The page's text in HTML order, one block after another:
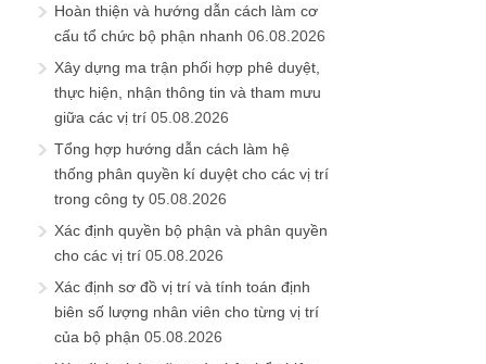
Hoàn thiện và hướng dẫn cách làm cơ
cấu tổ chức bộ phận nhanh 06.08.2026
Xây dựng ma trận phối hợp phê duyệt,
thực hiện, nhận thông tin và tham mưu
giữa các vị trí 05.08.2026
Tổng hợp hướng dẫn cách làm hệ
thống phân quyền kí duyệt cho các vị trí
trong công ty 05.08.2026
Xác định quyền bộ phận và phân quyền
cho các vị trí 05.08.2026
Xác định sơ đồ vị trí và tính toán định
biên số lượng nhân viên cho từng vị trí
của bộ phận 05.08.2026